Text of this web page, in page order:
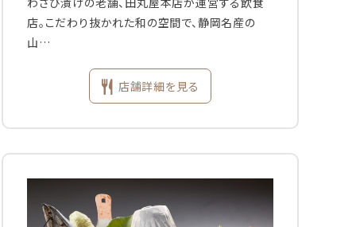
店。こだわり抜かれた和の空間で、静岡名産の
山…
店舗詳細を見る